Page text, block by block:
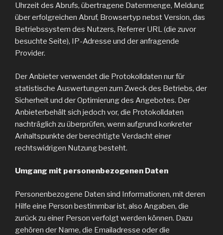
Uhrzeit des Abrufs, übertragene Datenmenge, Meldung
über erfolgreichen Abruf, Browsertyp nebst Version, das
Betriebssystem des Nutzers, Referrer URL (die zuvor
besuchte Seite), IP-Adresse und der anfragende
Provider.
Der Anbieter verwendet die Protokolldaten nur für
statistische Auswertungen zum Zweck des Betriebs, der
Sicherheit und der Optimierung des Angebotes. Der
Anbieterbehält sich jedoch vor, die Protokolldaten
nachträglich zu überprüfen, wenn aufgrund konkreter
Anhaltspunkte der berechtigte Verdacht einer
rechtswidrigen Nutzung besteht.
Umgang mit personenbezogenen Daten
Personenbezogene Daten sind Informationen, mit deren
Hilfe eine Person bestimmbar ist, also Angaben, die
zurück zu einer Person verfolgt werden können. Dazu
gehören der Name, die Emailadresse oder die